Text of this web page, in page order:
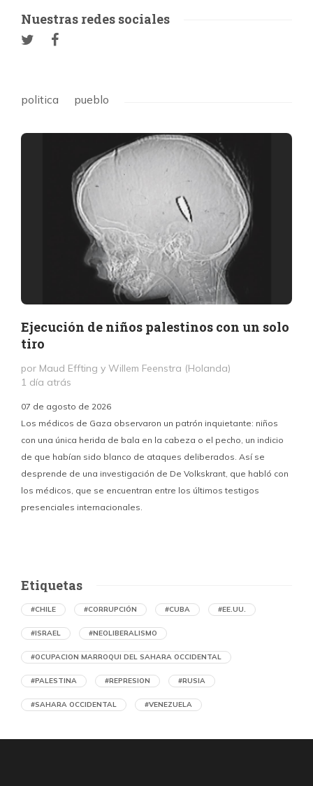
Nuestras redes sociales
politica pueblo
Ejecución de niños palestinos con un solo
tiro
por Maud Effting y Willem Feenstra (Holanda)
1 día atrás
07 de agosto de 2026
Los médicos de Gaza observaron un patrón inquietante: niños
con una única herida de bala en la cabeza o el pecho, un indicio
de que habían sido blanco de ataques deliberados. Así se
desprende de una investigación de De Volkskrant, que habló con
los médicos, que se encuentran entre los últimos testigos
presenciales internacionales.
Ejecución de niños palestinos con un solo
Etiquetas
#CHILE #CORRUPCIÓN #CUBA #EE.UU.
#ISRAEL #NEOLIBERALISMO
#OCUPACION MARROQUI DEL SAHARA OCCIDENTAL
#PALESTINA #REPRESION #RUSIA
#SAHARA OCCIDENTAL #VENEZUELA